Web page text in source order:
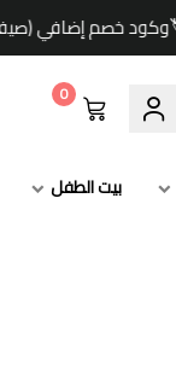
0
بيت الطفل